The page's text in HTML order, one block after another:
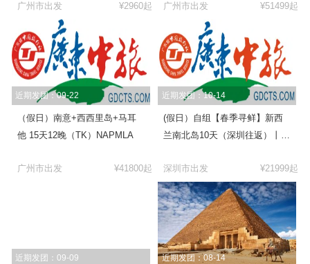
广州市出发
¥2960起
动物庄园 | 恩戈罗恩戈罗火山口
广州市出发 ¥51499起
近期发团：09-22
（假日）南意+西西里岛+马耳
他 15天12晚（TK）NAPMLA
广州市出发 ¥41800起
近期发团：10-14
(假日）自组【春季寻鲜】新西
兰南北岛10天（深圳往返）丨蓝
镇连住丨乘坐SKYLINE往返缆
车丨牧羊人教堂丨格兰诺奇丨爱
歌顿牧场
深圳市出发 ¥21999起
近期发团：09-09 近期发团：08-14